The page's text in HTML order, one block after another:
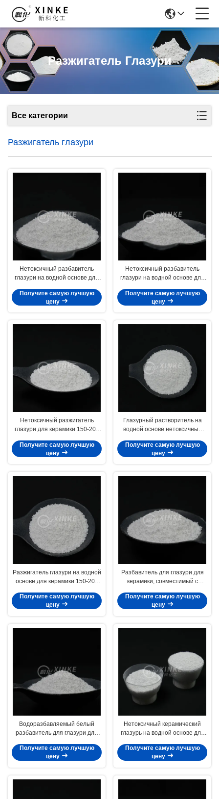
Разжигатель Глазури
Все категории
Разжигатель глазури
Нетоксичный разбавитель
глазури на водной основе для
галлон
Получите самую лучшую
цену
Нетоксичный разбавитель
глазури на водной основе для
галлон
Получите самую лучшую
цену
Нетоксичный разжигатель
глазури для керамики 150-200
Получите самую лучшую
цену
Глазурный растворитель на
водной основе нетоксичный
Получите самую лучшую
цену
Разжигатель глазури на водной
основе для керамики 150-200
Получите самую лучшую
цену
Разбавитель для глазури для
керамики, совместимый с
Получите самую лучшую
цену
Водоразбавляемый белый
разбавитель для глазури для
Получите самую лучшую
цену
Нетоксичный керамический
глазурь на водной основе для
Получите самую лучшую
цену